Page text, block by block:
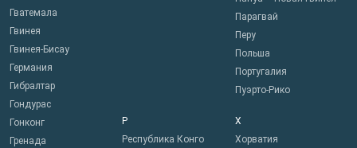
Гватемала
Гвинея
Гвинея-Бисау
Германия
Гибралтар
Гондурас
Гонконг
Гренада
Парагвай
Перу
Польша
Португалия
Пуэрто-Рико
Р
Республика Конго
Х
Хорватия